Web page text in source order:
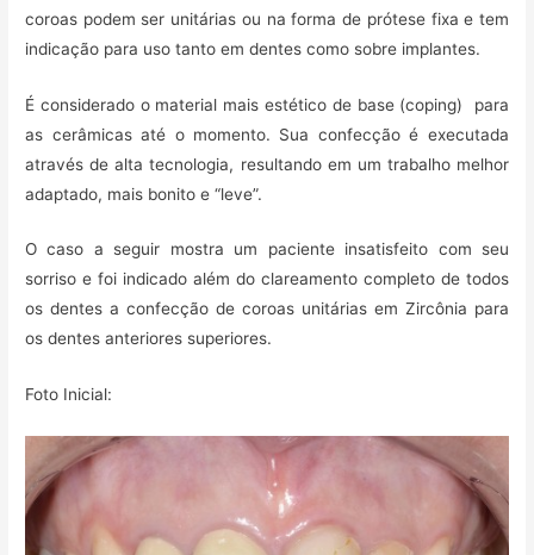
coroas podem ser unitárias ou na forma de prótese fixa e tem
indicação para uso tanto em dentes como sobre implantes.
É considerado o material mais estético de base (coping) para
as cerâmicas até o momento. Sua confecção é executada
através de alta tecnologia, resultando em um trabalho melhor
adaptado, mais bonito e “leve”.
O caso a seguir mostra um paciente insatisfeito com seu
sorriso e foi indicado além do clareamento completo de todos
os dentes a confecção de coroas unitárias em Zircônia para
os dentes anteriores superiores.
Foto Inicial: